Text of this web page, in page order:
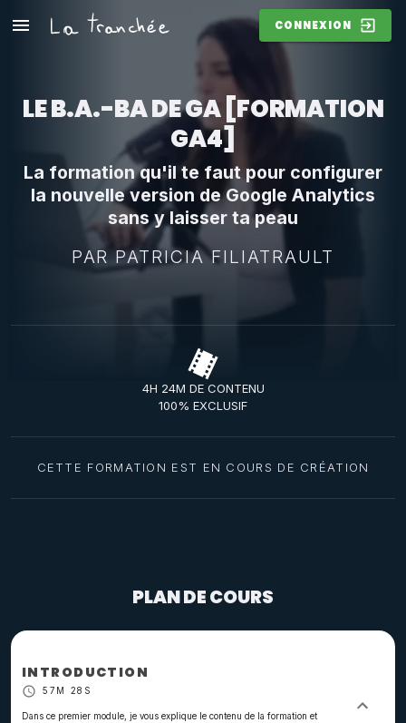
CONNEXION
LE B.A.-BA DE GA [FORMATION
GA4]
La formation qu'il te faut pour configurer
la nouvelle version de Google Analytics
sans y laisser ta peau
PAR PATRICIA FILIATRAULT
4H 24M DE CONTENU
100% EXCLUSIF
CETTE FORMATION EST EN COURS DE CRÉATION
PLAN DE COURS
INTRODUCTION
57M 28S
Dans ce premier module, je vous explique le contenu de la formation et